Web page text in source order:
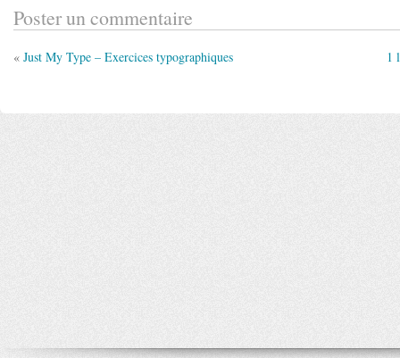
Poster un commentaire
« Just My Type – Exercices typographiques 1